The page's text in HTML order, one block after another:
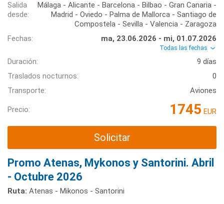
Salida
desde:
Málaga - Alicante - Barcelona - Bilbao - Gran Canaria -
Madrid - Oviedo - Palma de Mallorca - Santiago de
Compostela - Sevilla - Valencia - Zaragoza
Fechas:
ma, 23.06.2026 - mi, 01.07.2026
Todas las fechas
Duración:
9 días
Traslados nocturnos:
0
Transporte:
Aviones
Precio: 1745 EUR
Solicitar
Promo Atenas, Mykonos y Santorini. Abril
- Octubre 2026
Ruta: Atenas - Mikonos - Santorini